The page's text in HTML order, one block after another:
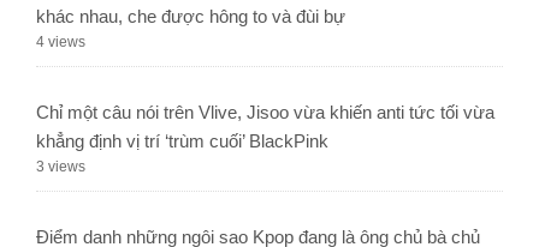
khác nhau, che được hông to và đùi bự
4 views
Chỉ một câu nói trên Vlive, Jisoo vừa khiến anti tức tối vừa
khẳng định vị trí ‘trùm cuối’ BlackPink
3 views
Điểm danh những ngôi sao Kpop đang là ông chủ bà chủ